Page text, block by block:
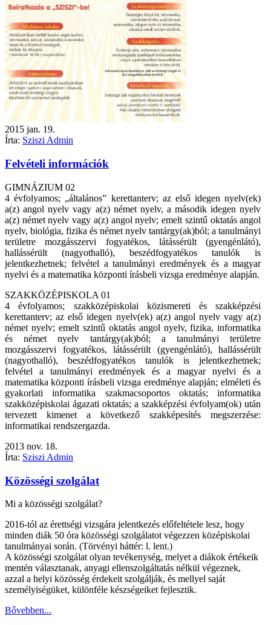
2015 jan. 19.
Írta: Sziszi Admin
Felvételi információk
GIMNÁZIUM 02
4 évfolyamos; „általános” kerettanterv; az első idegen nyelv(ek)
a(z) angol nyelv vagy a(z) német nyelv, a második idegen nyelv
a(z) német nyelv vagy a(z) angol nyelv; emelt szintű oktatás angol
nyelv, biológia, fizika és német nyelv tantárgy(ak)ból; a tanulmányi
területre mozgásszervi fogyatékos, látássérült (gyengénlátó),
hallássérült (nagyothalló), beszédfogyatékos tanulók is
jelentkezhetnek; felvétel a tanulmányi eredmények és a magyar
nyelvi és a matematika központi írásbeli vizsga eredménye alapján.
SZAKKÖZÉPISKOLA 01
4 évfolyamos; szakközépiskolai közismereti és szakképzési
kerettanterv; az első idegen nyelv(ek) a(z) angol nyelv vagy a(z)
német nyelv; emelt szintű oktatás angol nyelv, fizika, informatika
és német nyelv tantárgy(ak)ból; a tanulmányi területre
mozgásszervi fogyatékos, látássérült (gyengénlátó), hallássérült
(nagyothalló), beszédfogyatékos tanulók is jelentkezhetnek;
felvétel a tanulmányi eredmények és a magyar nyelvi és a
matematika központi írásbeli vizsga eredménye alapján; elméleti és
gyakorlati informatika szakmacsoportos oktatás; informatika
szakközépiskolai ágazati oktatás; a szakképzési évfolyam(ok) után
tervezett kimenet a következő szakképesítés megszerzése:
informatikai rendszergazda.
2013 nov. 18.
Írta: Sziszi Admin
Közösségi szolgálat
Mi a közösségi szolgálat?
2016-tól az érettségi vizsgára jelentkezés előfeltétele lesz, hogy
minden diák 50 óra közösségi szolgálatot végezzen középiskolai
tanulmányai során. (Törvényi háttér: l. lent.)
A közösségi szolgálat olyan tevékenység, melyet a diákok értékeik
mentén választanak, anyagi ellenszolgáltatás nélkül végeznek,
azzal a helyi közösség érdekeit szolgálják, és mellyel saját
személyiségüket, különféle készségeiket fejlesztik.
Bővebben...